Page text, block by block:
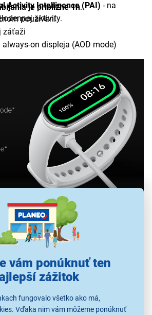
vám ponúknuť ten
zážitok
fungovalo všetko ako má,
Vďaka nim vám môžeme ponúknuť
Activity Intelligence (PAI) - na
aktivity.
je približne 1h.
používaní
záťaži
on displeja (AOD mode)
a široká kompatibilita
10 bez problémov spárujete so
Android 8.0 a vyšším alebo iOS
najnovšiemu Bluetooth 5.4 je
a energeticky úsporné.
je rýchle a intuitívne: